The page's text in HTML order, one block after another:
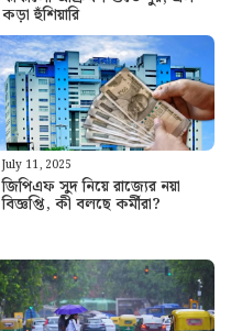
কড়া হুঁশিয়ারি
July 11, 2025
জিপিএফ সুদ নিয়ে রাজ্যের নয়া
বিজ্ঞপ্তি, কী বলছে কর্মীরা?